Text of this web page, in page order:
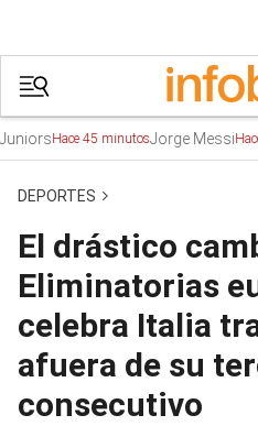
Hace 45 minutosJorge MessiHace 3
DEPORTES
El drástico
Eliminatorias
celebra Italia
afuera de su
consecutivo